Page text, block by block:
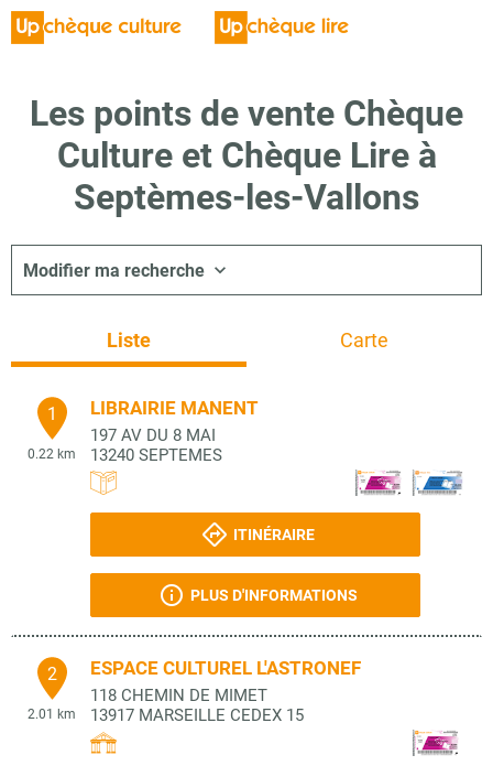
Les points de vente Chèque
Culture et Chèque Lire à
Septèmes-les-Vallons
Modifier ma recherche
Liste Carte
1
0.22 km
LIBRAIRIE MANENT
197 AV DU 8 MAI
13240 SEPTEMES
ITINÉRAIRE
PLUS D'INFORMATIONS
2
2.01 km
ESPACE CULTUREL L'ASTRONEF
118 CHEMIN DE MIMET
13917 MARSEILLE CEDEX 15